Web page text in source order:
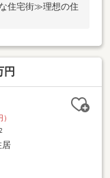
住宅街≫理想の住
円
2